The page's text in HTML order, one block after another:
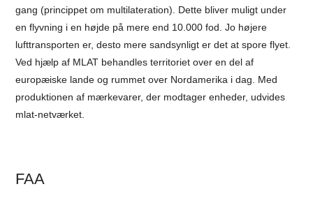
gang (princippet om multilateration). Dette bliver muligt under
en flyvning i en højde på mere end 10.000 fod. Jo højere
lufttransporten er, desto mere sandsynligt er det at spore flyet.
Ved hjælp af MLAT behandles territoriet over en del af
europæiske lande og rummet over Nordamerika i dag. Med
produktionen af mærkevarer, der modtager enheder, udvides
mlat-netværket.
FAA